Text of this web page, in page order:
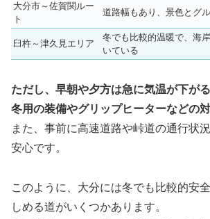
大分市～佐賀関ルー
ト
道路幅もあり、景色とグ
臼杵～津久見エリア
冬でも比較的温暖で、海
いている
ただし、早朝や夕方は急に気温が下が
冬用の装備やグリップヒーターなどの
また、事前に高速道路や峠道の通行状
安心です。
このように、大分には冬でも比較的安
しめる道がいくつかあります。